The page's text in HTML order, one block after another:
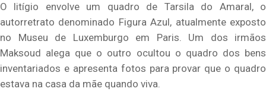
O litígio envolve um quadro de Tarsila do Amaral, o
autorretrato denominado Figura Azul, atualmente exposto
no Museu de Luxemburgo em Paris. Um dos irmãos
Maksoud alega que o outro ocultou o quadro dos bens
inventariados e apresenta fotos para provar que o quadro
estava na casa da mãe quando viva.